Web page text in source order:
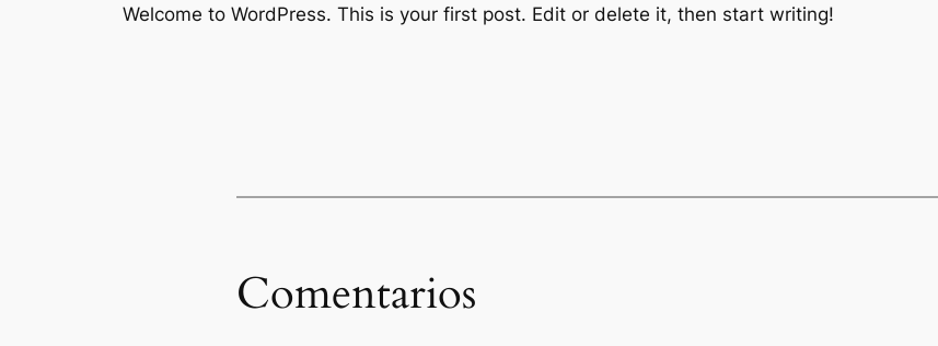
Welcome to WordPress. This is your first post. Edit or delete it, then start writing!
Comentarios